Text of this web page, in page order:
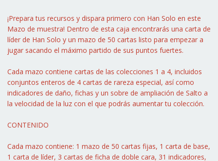
¡Prepara tus recursos y dispara primero con Han Solo en este
Mazo de muestra! Dentro de esta caja encontrarás una carta de
líder de Han Solo y un mazo de 50 cartas listo para empezar a
jugar sacando el máximo partido de sus puntos fuertes.
Cada mazo contiene cartas de las colecciones 1 a 4, incluidos
conjuntos enteros de 4 cartas de rareza especial, así como
indicadores de daño, fichas y un sobre de ampliación de Salto a
la velocidad de la luz con el que podrás aumentar tu colección.
CONTENIDO
Cada mazo contiene: 1 mazo de 50 cartas fijas, 1 carta de base,
1 carta de líder, 3 cartas de ficha de doble cara, 31 indicadores,